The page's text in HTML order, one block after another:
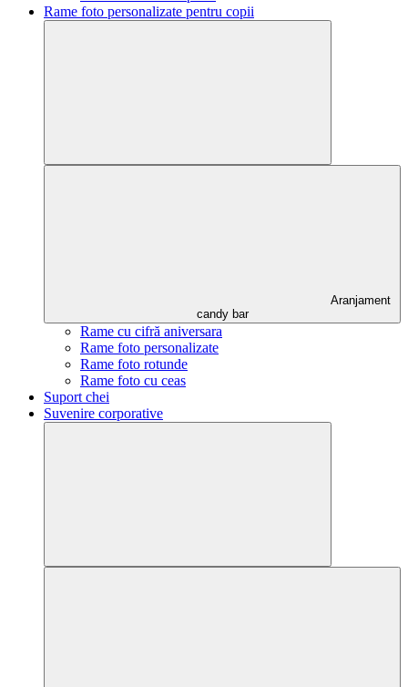
Rame foto personalizate pentru copii
Aranjament
candy bar
Rame cu cifră aniversara
Rame foto personalizate
Rame foto rotunde
Rame foto cu ceas
Suport chei
Suvenire corporative